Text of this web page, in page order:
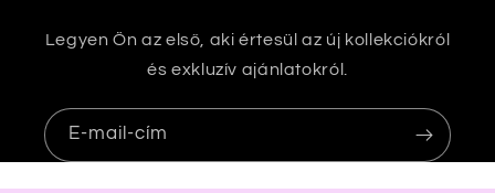
Legyen Ön az első, aki értesül az új kollekciókról
és exkluzív ajánlatokról.
E-mail-cím